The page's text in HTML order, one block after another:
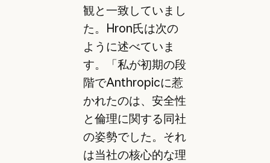
観と一致していまし
た。Hron氏は次の
ように述べていま
す。「私が初期の段
階でAnthropicに惹
かれたのは、安全性
と倫理に関する同社
の姿勢でした。それ
は当社の核心的な理